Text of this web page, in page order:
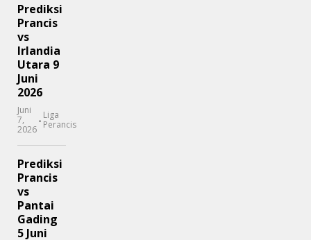
Prediksi
Prancis
vs
Irlandia
Utara 9
Juni
2026
Juni
7,
2026
- Liga
Perancis
Prediksi
Prancis
vs
Pantai
Gading
5 Juni